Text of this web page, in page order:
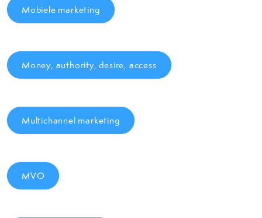
Mobiele marketing
Money, authority, desire, access
Multichannel marketing
MVO